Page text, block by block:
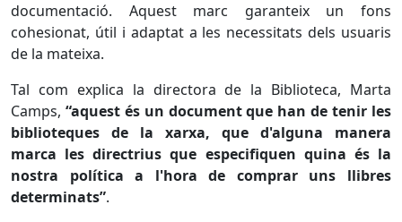
documentació. Aquest marc garanteix un fons
cohesionat, útil i adaptat a les necessitats dels usuaris
de la mateixa.
Tal com explica la directora de la Biblioteca, Marta
Camps, “aquest és un document que han de tenir les
biblioteques de la xarxa, que d'alguna manera
marca les directrius que especifiquen quina és la
nostra política a l'hora de comprar uns llibres
determinats”.